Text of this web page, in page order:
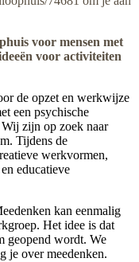
voor mensen met
voor activiteiten
de opzet en werkwijze
een psychische
zijn op zoek naar
Tijdens de
werkvormen,
educatieve
kan eenmalig
Het idee is dat
geopend wordt. We
je over meedenken.